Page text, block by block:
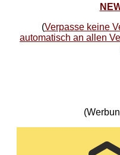
(Verpasse keine
automatisch an allen